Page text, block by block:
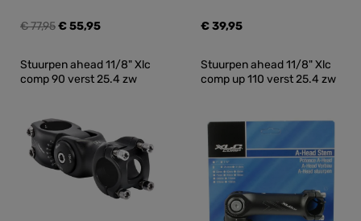
€ 77,95€ 55,95 € 39,95
Stuurpen ahead 11/8" Xlc
comp 90 verst 25.4 zw
Stuurpen ahead 11/8" Xlc
comp up 110 verst 25.4 zw